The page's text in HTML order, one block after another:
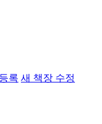
록 새 책장 수정